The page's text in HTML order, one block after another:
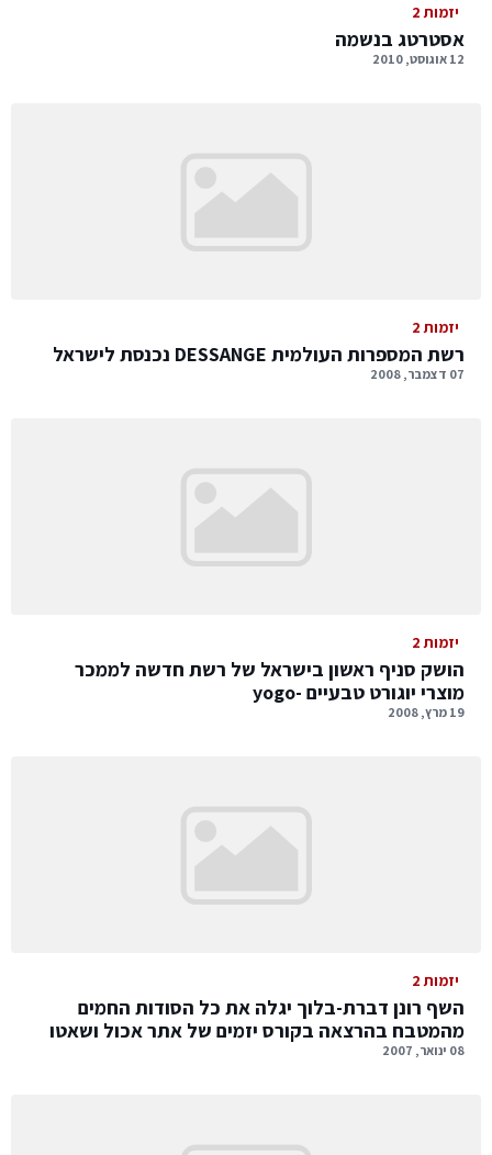
יזמות 2
אסטרטג בנשמה
12 אוגוסט, 2010
יזמות 2
רשת המספרות העולמית DESSANGE נכנסת לישראל
07 דצמבר, 2008
יזמות 2
הושק סניף ראשון בישראל של רשת חדשה לממכר
מוצרי יוגורט טבעיים -yogo
19 מרץ, 2008
יזמות 2
השף רונן דברת-בלוך יגלה את כל הסודות החמים
מהמטבח בהרצאה בקורס יזמים של אתר אכול ושאטו
08 ינואר, 2007